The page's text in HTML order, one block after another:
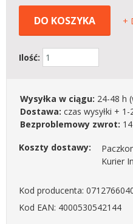
DO KOSZYKA +
Ilość:
Wysyłka w ciągu: 24-48 h
Dostawa: czas wysyłki +
Bezproblemowy zwrot:
Koszty dostawy:
Kurier
Kod producenta:
Kod EAN: 4000530542144